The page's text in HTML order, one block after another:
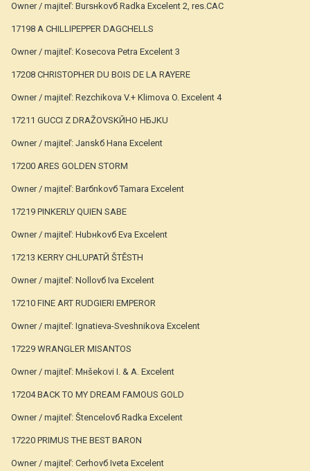
Owner / majiteľ: Bursнkovб Radka Excelent 2, res.CAC
17198 A CHILLIPEPPER DAGCHELLS
Owner / majiteľ: Kosecova Petra Excelent 3
17208 CHRISTOPHER DU BOIS DE LA RAYERE
Owner / majiteľ: Rezchikova V.+ Klimova O. Excelent 4
17211 GUCCI Z DRAŽOVSKЙHO HБJKU
Owner / majiteľ: Janskб Hana Excelent
17200 ARES GOLDEN STORM
Owner / majiteľ: Barбnkovб Tamara Excelent
17219 PINKERLY QUIEN SABE
Owner / majiteľ: Hubнkovб Eva Excelent
17213 KERRY CHLUPATЙ ŠTĚSTН
Owner / majiteľ: Nollovб Iva Excelent
17210 FINE ART RUDGIERI EMPEROR
Owner / majiteľ: Ignatieva-Sveshnikova Excelent
17229 WRANGLER MISANTOS
Owner / majiteľ: Mнšekovi I. & A. Excelent
17204 BACK TO MY DREAM FAMOUS GOLD
Owner / majiteľ: Štencelovб Radka Excelent
17220 PRIMUS THE BEST BARON
Owner / majiteľ: Cerhovб Iveta Excelent